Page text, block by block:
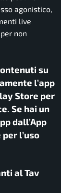
agonistico,
live
non
su
l’app
Store per
Se hai un
dall’App
l’uso
al Tav